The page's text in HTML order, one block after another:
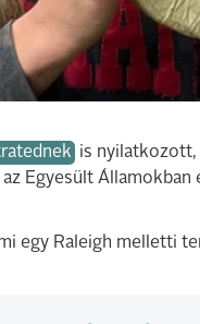
is nyilatkozott,
Egyesült
egy Raleigh melletti